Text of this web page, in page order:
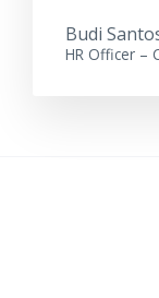
Budi
HR Officer –